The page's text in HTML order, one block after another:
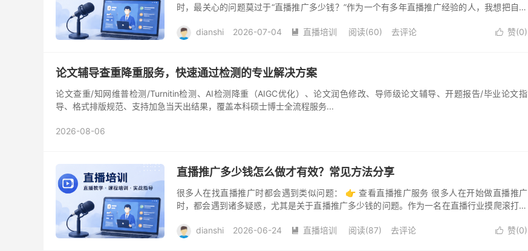
时，最关心的问题莫过于“直播推广多少钱？”作为一个有多年直播推广经验的人，我想把自己
 赞(0)
dianshi 2026-07-04  直播培训 阅读(60) 去评论
论文辅导查重降重服务，快速通过检测的专业解决方案
论文查重/知网维普检测/Turnitin检测、AI检测降重（AIGC优化）、论文润色修改、导师级论文辅导、开题报告/毕业论文指
导、格式排版规范、支持加急当天出结果，覆盖本科硕士博士全流程服务...
2026-08-06
直播推广多少钱怎么做才有效？常见方法分享
很多人在找直播推广时都会遇到类似问题： 👉 查看直播推广服务 很多人在开始做直播推广
时，都会遇到诸多疑惑，尤其是关于直播推广多少钱的问题。作为一名在直播行业摸爬滚打多
 赞(0)
dianshi 2026-06-24  直播培训 阅读(87) 去评论